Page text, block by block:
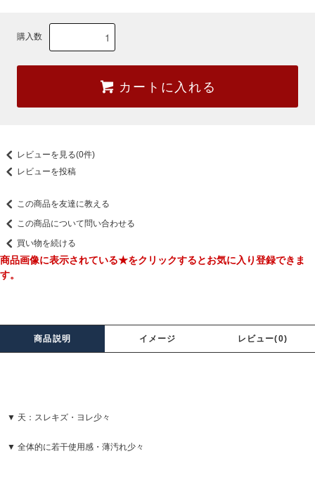
購入数
カートに入れる
レビューを見る(0件)
レビューを投稿
この商品を友達に教える
この商品について問い合わせる
買い物を続ける
商品画像に表示されている★をクリックするとお気に入り登録できま
す。
商品説明 イメージ レビュー(0)
▼ 天：スレキズ・ヨレ少々
▼ 全体的に若干使用感・薄汚れ少々